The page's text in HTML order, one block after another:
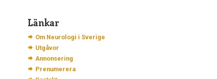
Länkar
Om Neurologi i Sverige
Utgåvor
Annonsering
Prenumerera